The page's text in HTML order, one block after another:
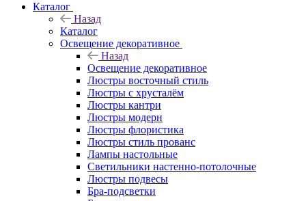
Каталог
Назад
Каталог
Освещение декоративное
Назад
Освещение декоративное
Люстры восточный стиль
Люстры с хрусталём
Люстры кантри
Люстры модерн
Люстры флористика
Люстры стиль прованс
Лампы настольные
Светильники настенно-потолочные
Люстры подвесы
Бра-подсветки